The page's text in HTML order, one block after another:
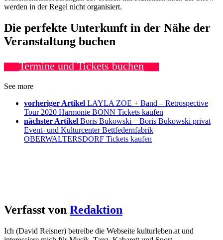
werden in der Regel nicht organisiert.
Die perfekte Unterkunft in der Nähe der
Veranstaltung buchen
Termine und Tickets buchen
See more
vorheriger Artikel LAYLA ZOE + Band – Retrospective
Tour 2020 Harmonie BONN Tickets kaufen
nächster Artikel Boris Bukowski – Boris Bukowski privat
Event- und Kulturcenter Bettfedernfabrik
OBERWALTERSDORF Tickets kaufen
Verfasst von Redaktion
Ich (David Reisner) betreibe die Webseite kulturleben.at und